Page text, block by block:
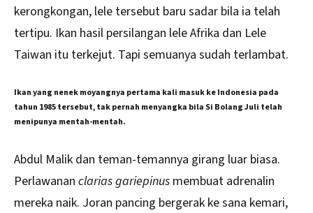
kerongkongan, lele tersebut baru sadar bila ia telah
tertipu. Ikan hasil persilangan lele Afrika dan Lele
Taiwan itu terkejut. Tapi semuanya sudah terlambat.
Ikan yang nenek moyangnya pertama kali masuk ke Indonesia pada
tahun 1985 tersebut, tak pernah menyangka bila Si Bolang Juli telah
menipunya mentah-mentah.
Abdul Malik dan teman-temannya girang luar biasa.
Perlawanan clarias gariepinus membuat adrenalin
mereka naik. Joran pancing bergerak ke sana kemari,